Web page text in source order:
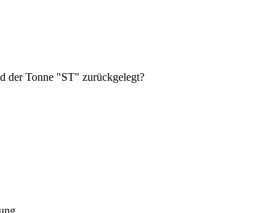
der Tonne "ST" zurückgelegt?